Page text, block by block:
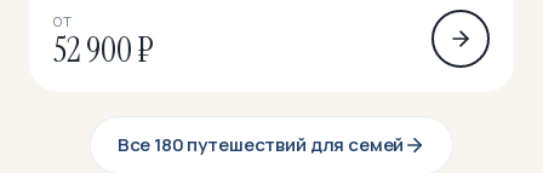
ОТ
52 900 ₽
Все 180 путешествий для семей